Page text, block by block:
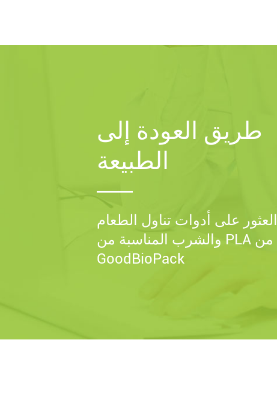
طريق العودة إلى
الطبيعة
العثور على أدوات تناول الطعام
والشرب المناسبة من PLA من
GoodBioPack